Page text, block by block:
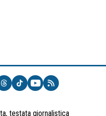
testata giornalistica